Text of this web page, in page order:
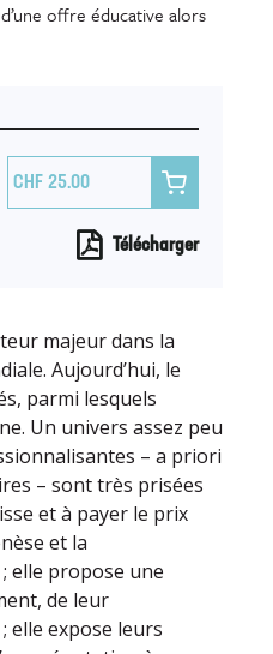
d’une offre éducative alors
25.00 
Télécharger
majeur dans la
Aujourd’hui, le
parmi lesquels
Un univers assez peu
– a priori
– sont très prisées
et à payer le prix
et la
elle propose une
de leur
elle expose leurs